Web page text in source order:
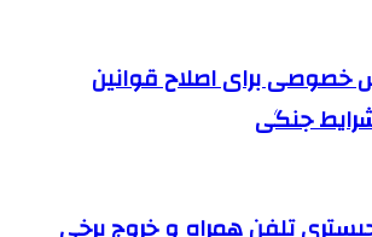
خصوصی برای اصلاح قوانین
جنگی